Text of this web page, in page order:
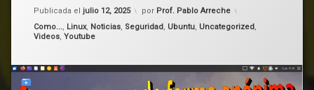
Publicada el julio 12, 2025
Actualizado el julio 12, 2025
por Prof. Pablo Arreche
Categorías:
Como..., Linux, Noticias, Seguridad, Ubuntu, Uncategorized,
Videos, Youtube
red
Tor
anónima
y
acceder
la